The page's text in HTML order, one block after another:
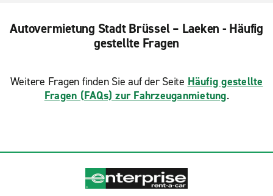
Autovermietung Stadt Brüssel – Laeken - Häufig
gestellte Fragen
Weitere Fragen finden Sie auf der Seite Häufig gestellte
Fragen (FAQs) zur Fahrzeuganmietung.